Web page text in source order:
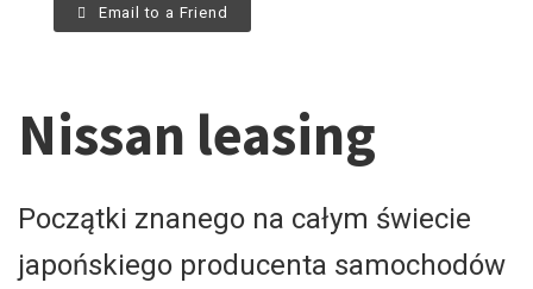
Email to a Friend
Nissan leasing
Początki znanego na całym świecie
japońskiego producenta samochodów